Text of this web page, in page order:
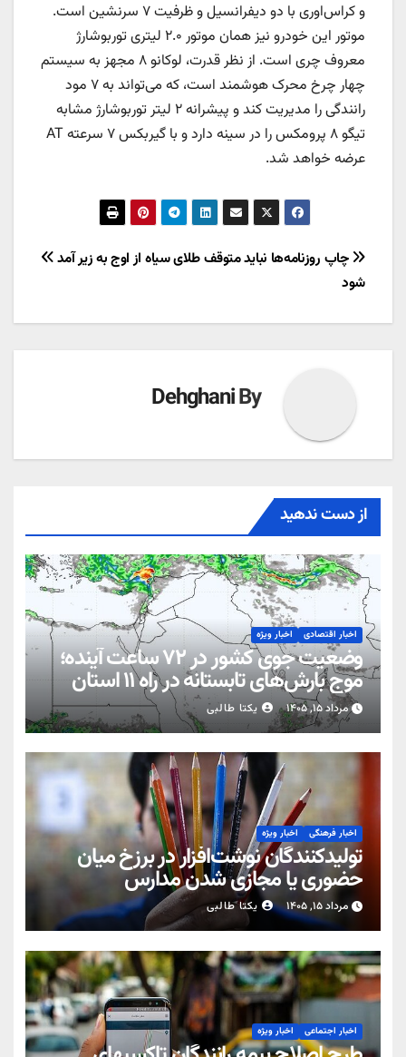
و کراس‌اوری با دو دیفرانسیل و ظرفیت ۷ سرنشین است.
موتور این خودرو نیز همان موتور ۲.۰ لیتری توربوشارژ
معروف چری است. از نظر قدرت، لوکانو ۸ مجهز به سیستم
چهار چرخ محرک هوشمند است، که می‌تواند به ۷ مود
رانندگی را مدیریت کند و پیشرانه‌ ۲ لیتر توربوشارژ مشابه
تیگو ۸ پرومکس را در سینه دارد و با گیربکس ۷ سرعته AT
عرضه خواهد شد.
راهبری
نوشته
طلای سیاه از اوج به زیر آمد چاپ روزنامه‌ها نباید متوقف
شود
By
Dehghani
از دست ندهید
اخبار اقتصادی اخبار ویژه
وضعیت جوی کشور در ۷۲ ساعت آینده؛
موج بارش‌های تابستانه در راه ۱۱ استان
مرداد ۱۵, ۱۴۰۵ یکتا طالبی
اخبار فرهنگی اخبار ویژه
تولیدکنندگان نوشت‌افزار در برزخ میان
حضوری یا مجازی شدن مدارس
مرداد ۱۵, ۱۴۰۵ یکتا طالبی
اخبار اجتماعی اخبار ویژه